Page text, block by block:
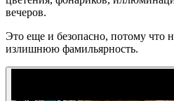
вечеров.
Это еще и безопасно, потому что
излишнюю фамильярность.